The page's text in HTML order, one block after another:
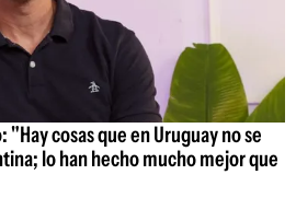
cosas que en Uruguay no se
lo han hecho mucho mejor que